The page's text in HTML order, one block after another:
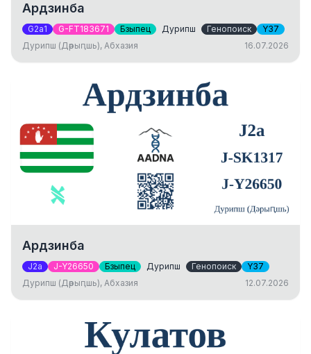
Ардзинба
G2a1 G-FT183671 Бзыпец Дурипш Генопоиск
Y37
Дурипш (Дәрыԥшь), Абхазия
16.07.2026
Ардзинба
J2a J-Y26650 Бзыпец Дурипш Генопоиск
Y37
Дурипш (Дәрыԥшь), Абхазия
12.07.2026